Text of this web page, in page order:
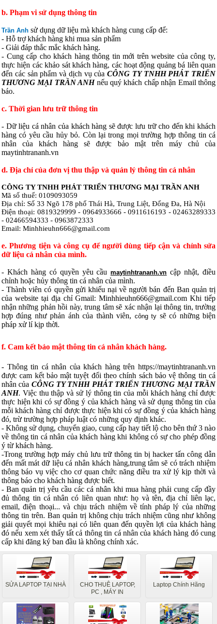
b. Phạm vi sử dụng thông tin
Trần Anh sử dụng dữ liệu mà khách hàng cung cấp để:
- Hỗ trợ khách hàng khi mua sản phẩm
- Giải đáp thắc mắc khách hàng.
- Cung cấp cho khách hàng thông tin mới trên website của công ty,
thực hiện các khảo sát khách hàng, các hoạt động quảng bá liên quan
đến các sản phẩm và dịch vụ của CÔNG TY TNHH PHÁT TRIỂN
THƯƠNG MẠI TRẦN ANH nếu quý khách chấp nhận Email thông
báo.
c. Thời gian lưu trữ thông tin
- Dữ liệu cá nhân của khách hàng sẽ được lưu trữ cho đến khi khách
hàng có yêu cầu hủy bỏ. Còn lại trong mọi trường hợp thông tin cá
nhân của khách hàng sẽ được bảo mật trên máy chủ của
maytinhtrananh.vn
d. Địa chỉ của đơn vị thu thập và quản lý thông tin cá nhân
CÔNG TY TNHH PHÁT TRIỂN THƯƠNG MẠI TRẦN ANH
Mã số thuế: 0109093059
Địa chỉ: Số 33 Ngõ 178 phố Thái Hà, Trung Liệt, Đống Đa, Hà Nội
Điện thoại: 0819329999 - 0964933666 - 0911616193 - 02463289333
- 02466594333 - 0963872333
Email: Minhhieuhn666@gmail.com
e. Phương tiện và công cụ để người dùng tiếp cận và chỉnh sửa
dữ liệu cá nhân của mình.
- Khách hàng có quyền yêu cầumaytinhtrananh.vn cập nhật, điều
chỉnh hoặc hủy thông tin cá nhân của mình.
- Thành viên có quyền gửi khiếu nại về người bán đến Ban quản trị
của website tại địa chỉ Gmail:Minhhieuhn666@gmail.com Khi tiếp
nhận những phản hồi này, trung tâm sẽ xác nhận lại thông tin, trường
hợp đúng như phản ánh của thành viên, công ty sẽ có những biện
pháp xử lí kịp thời.
f. Cam kết bảo mật thông tin cá nhân khách hàng.
- Thông tin cá nhân của khách hàng trên https://maytinhtrananh.vn
đượccam kết bảo mật tuyệt đối theo chính sách bảo vệ thông tin cá
nhân của CÔNG TY TNHH PHÁT TRIỂN THƯƠNG MẠI TRẦN
ANH. Việc thu thập và sử lý thông tin của mỗi khách hàng chỉ được
thực hiện khi có sự đồng ý của khách hàng và sử dụng thông tin của
mỗi khách hàng chỉ được thực hiện khi có sự đồng ý của khách hàng
đó, trừ trường hợp pháp luật có những quy định khác.
- Không sử dụng, chuyển giao, cung cấp hay tiết lộ cho bên thứ 3 nào
về thông tin cá nhân của khách hàng khi không có sự cho phép đồng
ý từ khách hàng.
-Trong trường hợp máy chủ lưu trữ thông tin bị hacker tấn công dẫn
đến mất mát dữ liệu cá nhân khách hàng,trung tâm sẽ có trách nhiệm
thông báo vụ việc cho cơ quan chức năng điều tra xử lý kịp thời và
thông báo cho khách hàng được biết.
- Ban quản trị yêu cầu các cá nhân khi mua hàng phải cung cấp đầy
đủ thông tin cá nhân có liên quan như: họ và tên, địa chỉ liên lạc,
email, điện thoại... và chịu trách nhiệm về tính pháp lý của những
thông tin trên. Ban quản trị không chịu trách nhiệm cũng như không
giải quyết mọi khiêu nại có liên quan đến quyền lợi của khách hàng
đó nếu xem xét thấy tất cả thông tin cá nhân của khách hàng đó cung
cấp khi đăng ký ban đầu là không chính xác.
SỬA LAPTOP TẠI NHÀ
CHO THUÊ LAPTOP,
PC , MÁY IN
Laptop Chính Hãng